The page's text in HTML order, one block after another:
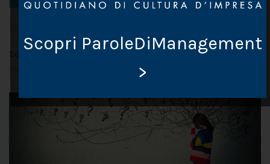
Scritto da Chiara Lupi il
. Postato in
Scopri ParoleDiManagement
>